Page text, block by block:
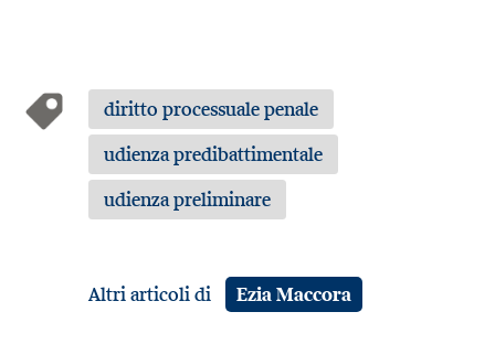
diritto processuale penale
udienza predibattimentale
udienza preliminare
Altri articoli di Ezia Maccora